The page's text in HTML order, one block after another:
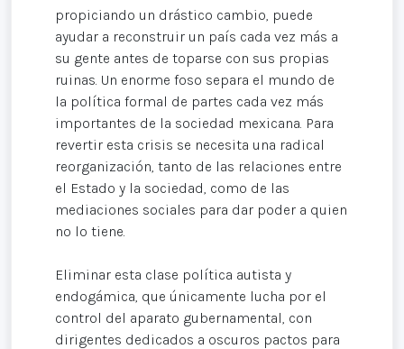
propiciando un drástico cambio, puede
ayudar a reconstruir un país cada vez más a
su gente antes de toparse con sus propias
ruinas. Un enorme foso separa el mundo de
la política formal de partes cada vez más
importantes de la sociedad mexicana. Para
revertir esta crisis se necesita una radical
reorganización, tanto de las relaciones entre
el Estado y la sociedad, como de las
mediaciones sociales para dar poder a quien
no lo tiene.
Eliminar esta clase política autista y
endogámica, que únicamente lucha por el
control del aparato gubernamental, con
dirigentes dedicados a oscuros pactos para